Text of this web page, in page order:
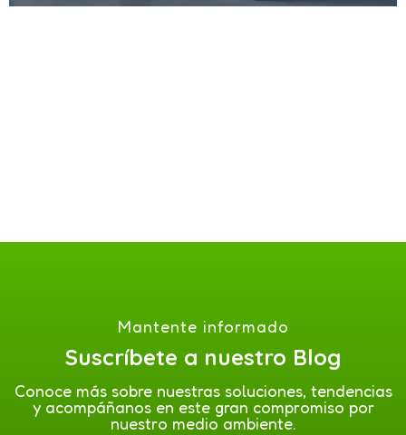
Mantente informado
Suscríbete a nuestro Blog
Conoce más sobre nuestras soluciones, tendencias
y acompáñanos en este gran compromiso por
nuestro medio ambiente.